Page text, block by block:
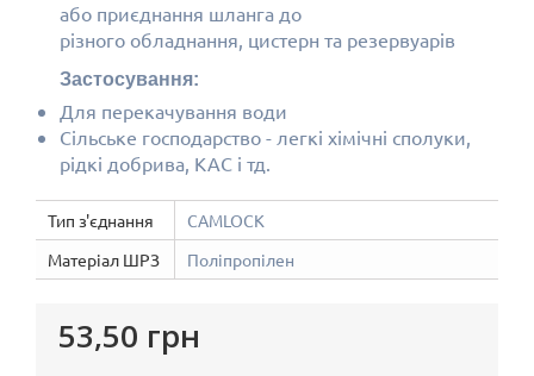
або приєднання шланга до
різного обладнання, цистерн та резервуарів
Застосування:
Для перекачування води
Сільське господарство - легкі хімічні сполуки,
рідкі добрива, КАС і тд.
Тип з'єднання
CAMLOCK
Матеріал ШРЗ
Поліпропілен
53,50 грн